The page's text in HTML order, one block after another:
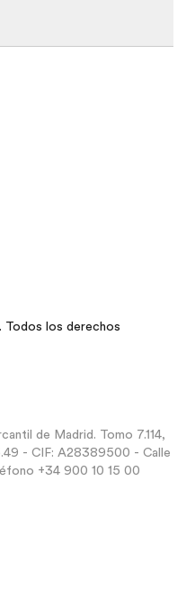
Todos los derechos
de Madrid. Tomo 7.114,
- CIF: A28389500 - Calle
+34 900 10 15 00